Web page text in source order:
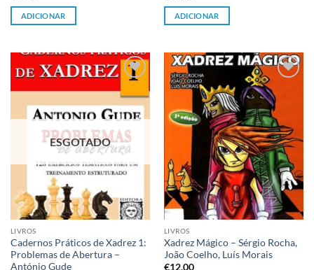
ADICIONAR ADICIONAR
à lista de
desejos
ESGOTADO
LIVROS
Cadernos Práticos de Xadrez 1:
Problemas de Abertura –
António Gude
Adicionar
à lista de
desejos
LIVROS
Xadrez Mágico – Sérgio Rocha,
João Coelho, Luís Morais
€12,00